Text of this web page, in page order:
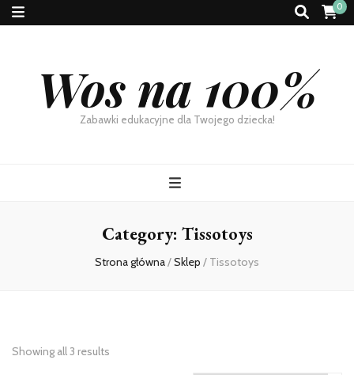
0
Wos na 100%
Zabawki edukacyjne dla Twojego dziecka!
Category: Tissotoys
Strona główna/Sklep / Tissotoys
Showing all 3 results